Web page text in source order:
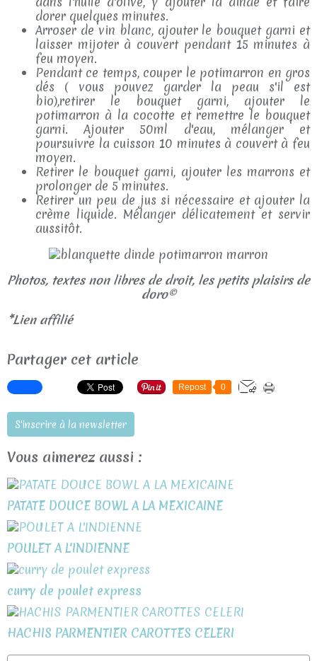
dorer quelques minutes.
Arroser de vin blanc, ajouter le bouquet garni et
laisser mijoter à couvert pendant 15 minutes à
feu moyen.
Pendant ce temps, couper le potimarron en gros
dés ( vous pouvez garder la peau s'il est
bio),retirer le bouquet garni, ajouter le
potimarron à la cocotte et remettre le bouquet
garni. Ajouter 50ml d'eau, mélanger et
poursuivre la cuisson 10 minutes à couvert à feu
moyen.
Retirer le bouquet garni, ajouter les marrons et
prolonger de 5 minutes.
Retirer un peu de jus si nécessaire et ajouter la
crème liquide. Mélanger délicatement et servir
aussitôt.
Photos, textes non libres de droit, les petits plaisirs de
doro©
*Lien affilié
Partager cet article
Repost 0
S'inscrire à la newsletter
Vous aimerez aussi :
PATATE DOUCE BOWL A LA MEXICAINE
POULET A L'INDIENNE
curry de poulet express
HACHIS PARMENTIER CAROTTES CELERI